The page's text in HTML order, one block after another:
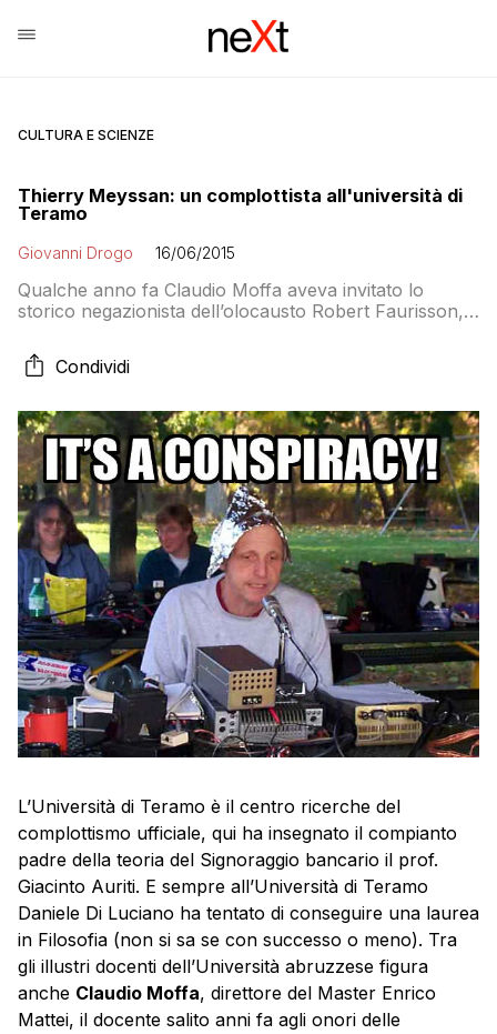
CULTURA E SCIENZE
Thierry Meyssan: un complottista all'università di
Teramo
Giovanni Drogo 16/06/2015
Qualche anno fa Claudio Moffa aveva invitato lo
storico negazionista dell’olocausto Robert Faurisson,
Meyssan uno dei più famosi spacciatori di bufale
sull’undici settembre 2001
Condividi
L’Università di Teramo è il centro ricerche del
complottismo ufficiale, qui ha insegnato il compianto
padre della teoria del Signoraggio bancario il prof.
Giacinto Auriti. E sempre all’Università di Teramo
Daniele Di Luciano ha tentato di conseguire una laurea
in Filosofia (non si sa se con successo o meno). Tra
gli illustri docenti dell’Università abruzzese figura
anche Claudio Moffa, direttore del Master Enrico
Mattei, il docente salito anni fa agli onori delle